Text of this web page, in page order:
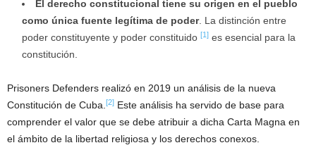
El derecho constitucional tiene su origen en el pueblo
como única fuente legítima de poder. La distinción entre
poder constituyente y poder constituido [1] es esencial para la
constitución.
Prisoners Defenders realizó en 2019 un análisis de la nueva
Constitución de Cuba. [2] Este análisis ha servido de base para
comprender el valor que se debe atribuir a dicha Carta Magna en
el ámbito de la libertad religiosa y los derechos conexos.